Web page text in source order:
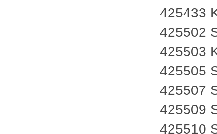
425433
425502
425503
425505
425507
425509
425510